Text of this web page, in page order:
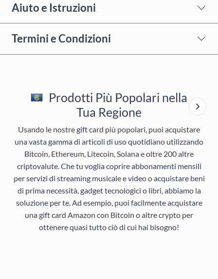
Aiuto e Istruzioni
Termini e Condizioni
Prodotti Più Popolari nella
Tua Regione
Usando le nostre gift card più popolari, puoi acquistare
una vasta gamma di articoli di uso quotidiano utilizzando
Bitcoin, Ethereum, Litecoin, Solana e oltre 200 altre
criptovalute. Che tu voglia coprire abbonamenti mensili
per servizi di streaming musicale e video o acquistare beni
di prima necessità, gadget tecnologici o libri, abbiamo la
soluzione per te. Ad esempio, puoi facilmente acquistare
una gift card Amazon con Bitcoin o altre crypto per
ottenere quasi tutto ciò di cui hai bisogno!